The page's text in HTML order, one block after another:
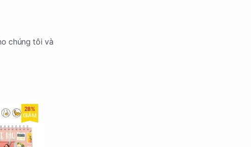
chúng tôi và
28%
GIẢM